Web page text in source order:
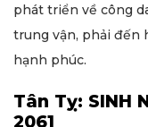
phát triển về công
trung vận, phải đến
hạnh phúc.
Tân Tỵ: SINH
2061